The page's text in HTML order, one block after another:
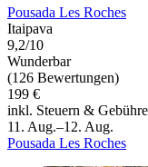
Pousada Les Roches
Itaipava
9,2/10
Wunderbar
(126 Bewertungen)
199 €
inkl. Steuern &
11. Aug.–12. Aug.
Pousada Les Roches